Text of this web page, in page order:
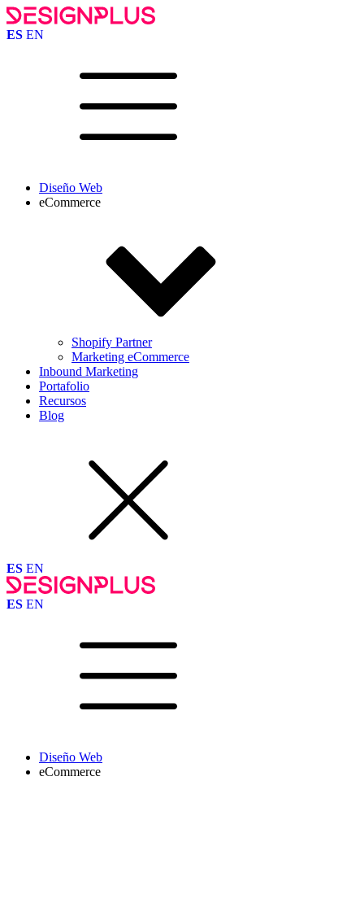
ES EN
Diseño Web
eCommerce
Shopify Partner
Marketing eCommerce
Inbound Marketing
Portafolio
Recursos
Blog
ES EN
ES EN
Diseño Web
eCommerce